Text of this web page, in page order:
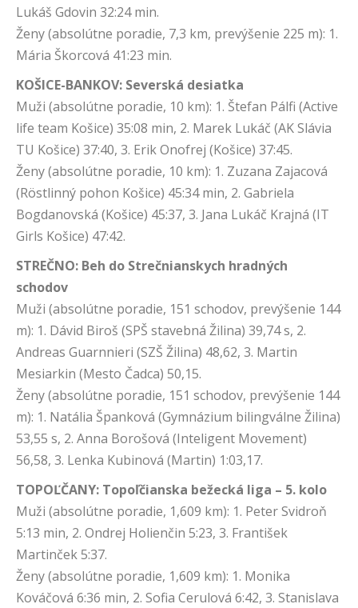
Lukáš Gdovin 32:24 min.
Ženy (absolútne poradie, 7,3 km, prevýšenie 225 m): 1.
Mária Škorcová 41:23 min.
KOŠICE-BANKOV: Severská desiatka
Muži (absolútne poradie, 10 km): 1. Štefan Pálfi (Active
life team Košice) 35:08 min, 2. Marek Lukáč (AK Slávia
TU Košice) 37:40, 3. Erik Onofrej (Košice) 37:45.
Ženy (absolútne poradie, 10 km): 1. Zuzana Zajacová
(Röstlinný pohon Košice) 45:34 min, 2. Gabriela
Bogdanovská (Košice) 45:37, 3. Jana Lukáč Krajná (IT
Girls Košice) 47:42.
STREČNO: Beh do Strečnianskych hradných
schodov
Muži (absolútne poradie, 151 schodov, prevýšenie 144
m): 1. Dávid Biroš (SPŠ stavebná Žilina) 39,74 s, 2.
Andreas Guarnnieri (SZŠ Žilina) 48,62, 3. Martin
Mesiarkin (Mesto Čadca) 50,15.
Ženy (absolútne poradie, 151 schodov, prevýšenie 144
m): 1. Natália Španková (Gymnázium bilingválne Žilina)
53,55 s, 2. Anna Borošová (Inteligent Movement)
56,58, 3. Lenka Kubinová (Martin) 1:03,17.
TOPOĽČANY: Topoľčianska bežecká liga – 5. kolo
Muži (absolútne poradie, 1,609 km): 1. Peter Svidroň
5:13 min, 2. Ondrej Holienčin 5:23, 3. František
Martinček 5:37.
Ženy (absolútne poradie, 1,609 km): 1. Monika
Kováčová 6:36 min, 2. Sofia Cerulová 6:42, 3. Stanislava